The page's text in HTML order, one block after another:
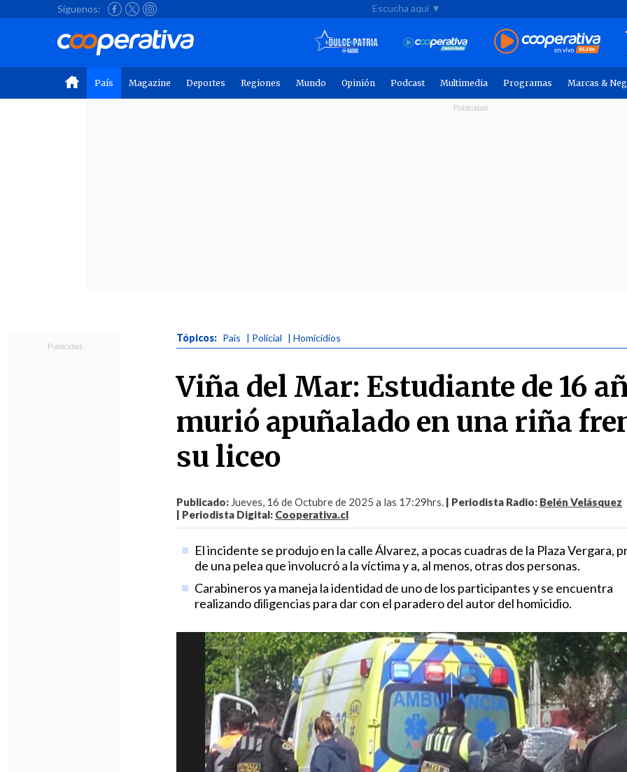
Síguenos: Escucha aquí ▼
País Magazine Deportes Regiones Mundo Opinión Podcast Multimedia Programas Marcas &
Tópicos: País | Policial | Homicidios
Viña del Mar: Estudiante de 16
murió apuñalado en una riña
su liceo
Publicado: Jueves, 16 de Octubre de 2025 a las 17:29hrs. | Periodista Radio: Belén Velásquez
| Periodista Digital: Cooperativa.cl
El incidente se produjo en la calle Álvarez, a pocas cuadras de la Plaza Vergara,
de una pelea que involucró a la víctima y a, al menos, otras dos personas.
Carabineros ya maneja la identidad de uno de los participantes y se encuentra
realizando diligencias para dar con el paradero del autor del homicidio.